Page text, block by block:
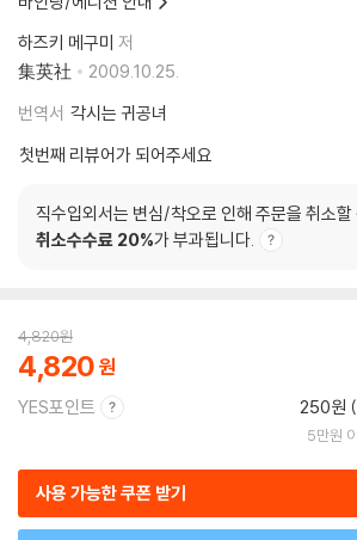
하즈키 메구미 저
集英社
2009.10.25.
번역서 각시는 귀공녀
첫번째 리뷰어가 되어주세요
직수입외서는 변심/착오로 인해 주문을 취소할
취소수수료 20%가 부과됩니다.
4,820원
4,820
YES포인트 250원
5만원
사용 가능한 쿠폰 받기